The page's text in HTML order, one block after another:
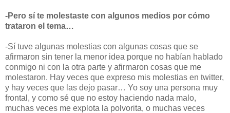
-Pero sí te molestaste con algunos medios por cómo
trataron el tema…
-Sí tuve algunas molestias con algunas cosas que se
afirmaron sin tener la menor idea porque no habían hablado
conmigo ni con la otra parte y afirmaron cosas que me
molestaron. Hay veces que expreso mis molestias en twitter,
y hay veces que las dejo pasar… Yo soy una persona muy
frontal, y como sé que no estoy haciendo nada malo,
muchas veces me explota la polvorita, o muchas veces